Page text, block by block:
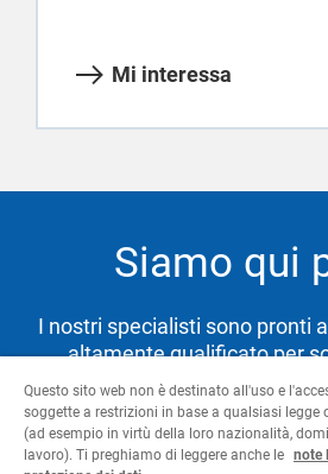
Mi interessa
Siamo qui
I nostri specialisti sono pronti
altamente qualificato per
necessità e aiutarti a
Contattaci
Questo sito web non è destinato all'uso e
soggette a restrizioni in base a qualsiasi legge
(ad esempio in virtù della loro nazionalità,
lavoro). Ti preghiamo di leggere anche le note